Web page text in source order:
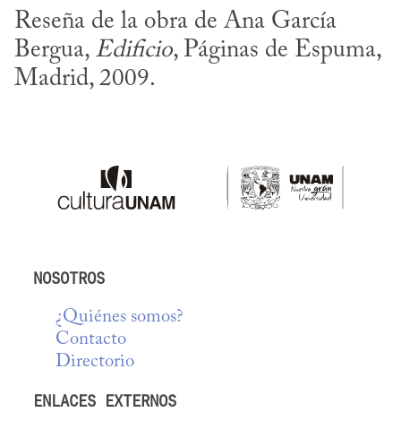
Reseña de la obra de Ana García
Bergua, Edificio, Páginas de Espuma,
Madrid, 2009.
NOSOTROS
¿Quiénes somos?
Contacto
Directorio
ENLACES EXTERNOS